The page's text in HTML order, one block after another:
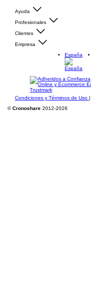
Ayuda
Profesionales
Clientes
Empresa
España
Condiciones y Términos de Uso |
©Cronoshare 2012-2026